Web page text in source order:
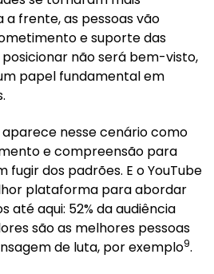
a frente, as pessoas vão
e suporte das
não será bem-visto,
papel fundamental em
aparece nesse cenário como
e compreensão para
fugir dos padrões. E o YouTube
plataforma para abordar
até aqui: 52% da audiência
são as melhores pessoas
de luta, por exemplo9.